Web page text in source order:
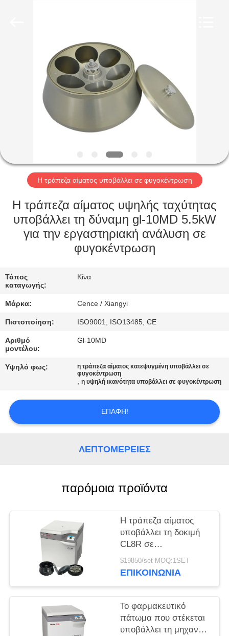
ΠΡΟΪΌΝΤΑ
ΣΧΕΤΙΚΆ
ΕΜΆΣ
ΕΠΙΣΚΕΨΉ
ΕΡΓΟΣΤΑΣΊΟΥ
ΈΛΕΓΧΟΣ
ΠΟΙΌΤΗΤΑΣ
ΕΠΙΚΟΙΝΩΝΉΣΤΕ
ΜΑΖΊ
ΜΑΣ
ΕΙΔΉΣΕΙΣ
ΥΠΟΘΈΣΕΙΣ
VR
Η τράπεζα αίματος υποβάλλει σε φυγοκέντρωση
Η τράπεζα αίματος υψηλής ταχύτητας
υποβάλλει τη δύναμη gl-10MD 5.5kW
για την εργαστηριακή ανάλυση σε
φυγοκέντρωση
Τόπος
καταγωγής:
Κίνα
Μάρκα: Cence / Xiangyi
Πιστοποίηση: ISO9001, ISO13485, CE
Αριθμό
μοντέλου:
Gl-10MD
Υψηλό φως:
η τράπεζα αίματος κατεψυγμένη υποβάλλει σε
φυγοκέντρωση
,η υψηλή ικανότητα υποβάλλει σε φυγοκέντρωση
ΕΠΑΦΉ!
ΛΕΠΤΟΜΈΡΕΙΕΣ
παρόμοια προϊόντα
Η τράπεζα αίματος
υποβάλλει τη δοκιμή
CL8R σε
φυγοκέντρωση MAC
κατεψυγμένη
9000r/min ικανότητας
$19850/set MOQ:1SET
ΕΠΙΚΟΙΝΩΝΊΑ
Το φαρμακευτικό
πάτωμα που στέκεται
υποβάλλει τη μηχανή